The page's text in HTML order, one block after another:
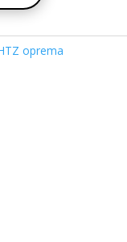
oprema